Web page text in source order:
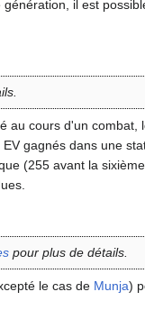
génération, il est
au cours d'un
gagnés dans une
(255 avant la
pour plus de détails.
le cas de Munja)